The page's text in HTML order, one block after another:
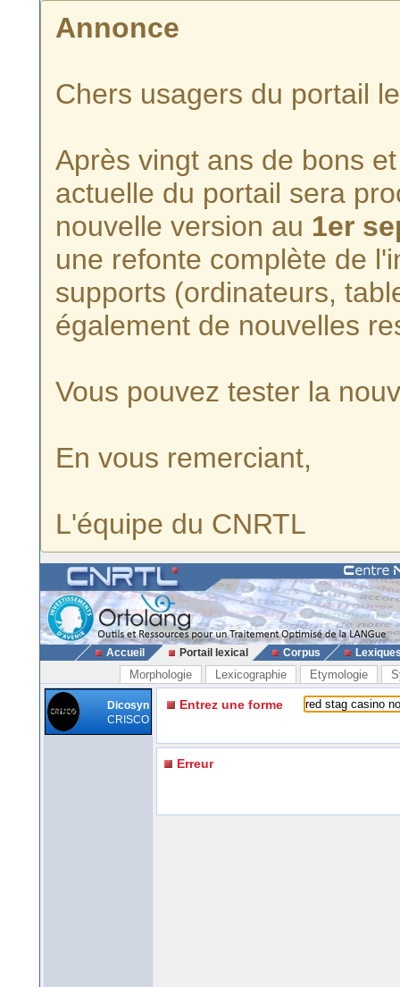
Annonce
Chers usagers du portail
Après vingt ans de bons
actuelle du portail sera
nouvelle version au 1er
une refonte complète de
supports (ordinateurs,
également de nouvelles
Vous pouvez tester la
En vous remerciant,
L'équipe du CNRTL
Accueil Portail lexical Corpus
Morphologie Lexicographie Etymologie
Dicosyn
CRISCO
Entrez une forme
Erreur